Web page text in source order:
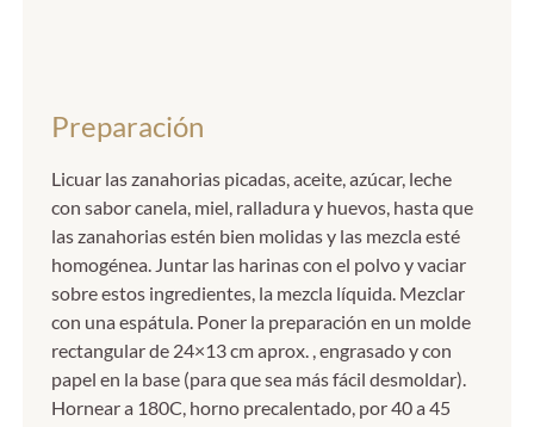
Preparación
Licuar las zanahorias picadas, aceite, azúcar, leche
con sabor canela, miel, ralladura y huevos, hasta que
las zanahorias estén bien molidas y las mezcla esté
homogénea. Juntar las harinas con el polvo y vaciar
sobre estos ingredientes, la mezcla líquida. Mezclar
con una espátula. Poner la preparación en un molde
rectangular de 24×13 cm aprox. , engrasado y con
papel en la base (para que sea más fácil desmoldar).
Hornear a 180C, horno precalentado, por 40 a 45